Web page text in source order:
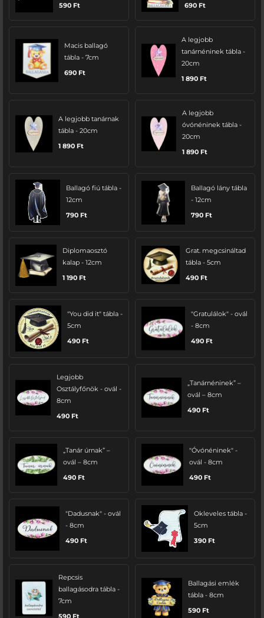
590 Ft
690 Ft
Macis ballagó
tábla - 7cm
690 Ft
A legjobb
tanárnéninek tábla -
20cm
1 890 Ft
A legjobb tanárnak
tábla - 20cm
1 890 Ft
A legjobb
óvónéninek tábla -
20cm
1 890 Ft
Ballagó fiú tábla -
12cm
790 Ft
Ballagó lány tábla
- 12cm
790 Ft
Diplomaosztó
kalap - 12cm
1 190 Ft
Grat. megcsináltad
tábla - 5cm
490 Ft
"You did it" tábla -
5cm
490 Ft
"Gratulálok" - ovál
- 8cm
490 Ft
Legjobb
Osztályfőnök - ovál -
8cm
490 Ft
„Tanárnéninek” –
ovál – 8cm
490 Ft
„Tanár úrnak” –
ovál – 8cm
490 Ft
"Óvónéninek" -
ovál - 8cm
490 Ft
"Dadusnak" - ovál
- 8cm
490 Ft
Okleveles tábla -
5cm
390 Ft
Repcsis
ballagásodra tábla -
7cm
590 Ft
Ballagási emlék
tábla - 8cm
590 Ft